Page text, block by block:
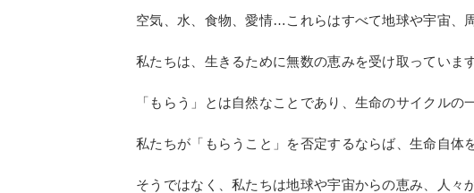
空気、水、食物、愛情…これらはすべて地球や宇宙、
私たちは、生きるために無数の恵みを受け取っています
「もらう」とは自然なことであり、生命のサイクルの
私たちが「もらうこと」を否定するならば、生命自体
そうではなく、私たちは地球や宇宙からの恵み、人々